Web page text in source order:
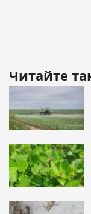
Читайте